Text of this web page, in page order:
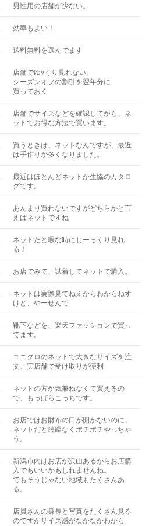
男性用の店舗が少ない。
効率もよい！
送料無料を選んでます
店舗でゆｯくり見れない。
シーズンオフの割引を翌年分に
買っておく
店舗でサイズなどを確認してから、ネ
ットでお得な方法で買います。
買うときは、ネットなんですが、最近
は手作りが多くなりました。
最近はほとんどネットか生協のカタロ
グです。
あんまり買わないですがどちらかと言
えばネットですね
ネットだと暇な時にじーっくり見れ
る！
お店でみて、試着してネットで購入。
ネットは実際見てねえからわからねす
けど、やーせんで
靴下などを、楽天ファッションで買っ
てます。
ユニクロのネットで大きなサイズを注
文、実店舗で受け取りが便利
ネットの方が気兼ねなくて買えるの
で、もっぱらこっちです。
お店ではお財布の口が開かないのに、
ネットだと躊躇なくポチポチやっちゃ
う。
新潟市内はお店が沢山あるからお店購
入でもいいかもしれませんね。
でもそうじゃない地域もたくさんあ
る。
店員さんの身長と写真をたくさん見る
のですがサイズ感がなかなかわから